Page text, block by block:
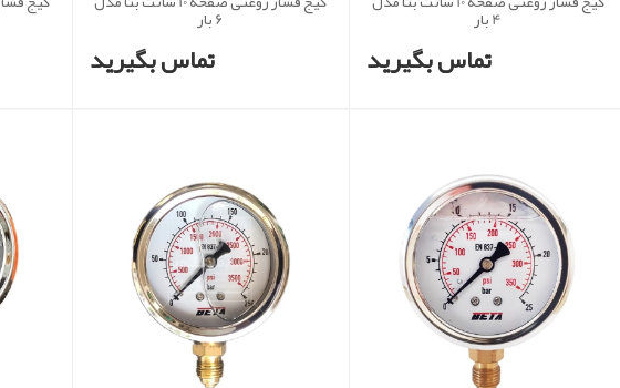
4 بار
تماس بگیرید
6 بار
تماس بگیرید